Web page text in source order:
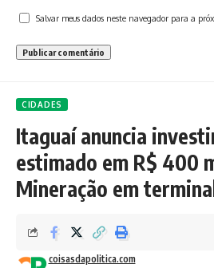
Salvar meus dados neste navegador para a
CIDADES
Itaguaí anuncia
estimado em R$ 400
Mineração em
coisasdapolitica.com